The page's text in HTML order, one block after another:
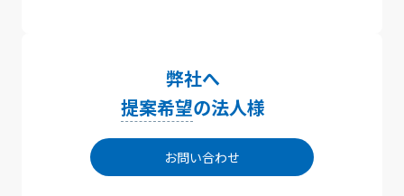
弊社へ
提案希望の法人様
お問い合わせ